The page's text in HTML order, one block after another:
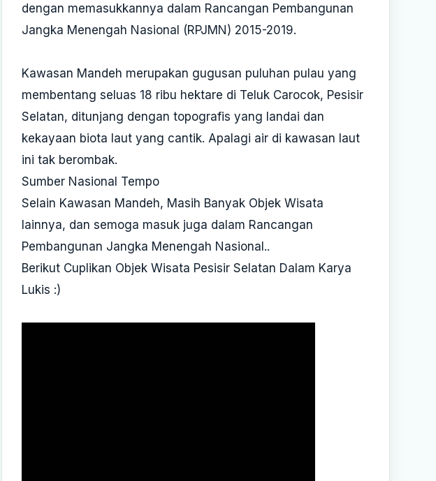
dengan memasukkannya dalam Rancangan Pembangunan
Jangka Menengah Nasional (RPJMN) 2015-2019.
Kawasan Mandeh merupakan gugusan puluhan pulau yang
membentang seluas 18 ribu hektare di Teluk Carocok, Pesisir
Selatan, ditunjang dengan topografis yang landai dan
kekayaan biota laut yang cantik. Apalagi air di kawasan laut
ini tak berombak.
Sumber Nasional Tempo
Selain Kawasan Mandeh, Masih Banyak Objek Wisata
lainnya, dan semoga masuk juga dalam Rancangan
Pembangunan Jangka Menengah Nasional..
Berikut Cuplikan Objek Wisata Pesisir Selatan Dalam Karya
Lukis :)